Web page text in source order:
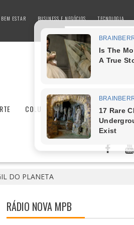
ESTAR BUSINESS E NEGÓCIOS TECNOLOGIA
COLUNISTAS
SAÚDE E BEM ESTAR
DO PLANETA
RÁDIO NOVA MPB